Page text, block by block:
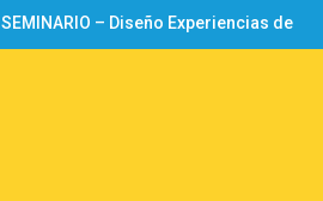
SEMINARIO – Diseño Experiencias de
Aprendizaje